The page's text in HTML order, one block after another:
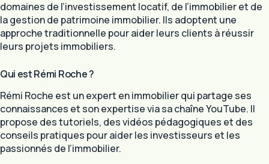
domaines de l’investissement locatif, de l’immobilier et de
la gestion de patrimoine immobilier. Ils adoptent une
approche traditionnelle pour aider leurs clients à réussir
leurs projets immobiliers.
Qui est Rémi Roche ?
Rémi Roche est un expert en immobilier qui partage ses
connaissances et son expertise via sa chaîne YouTube. Il
propose des tutoriels, des vidéos pédagogiques et des
conseils pratiques pour aider les investisseurs et les
passionnés de l’immobilier.